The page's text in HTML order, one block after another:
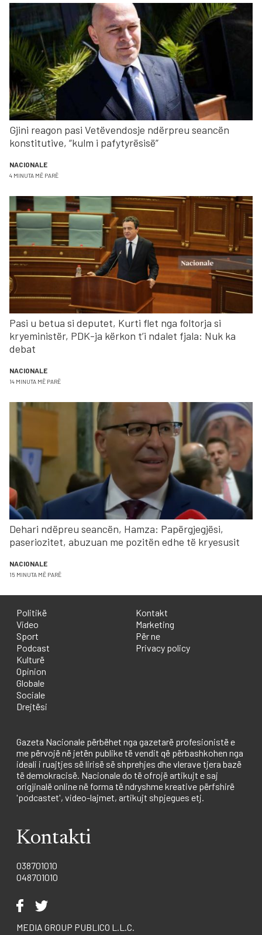
Gjini reagon pasi Vetëvendosje ndërpreu seancën
konstitutive, “kulm i pafytyrësisë”
NACIONALE
4 MINUTA MË PARË
Pasi u betua si deputet, Kurti flet nga foltorja si
kryeministër, PDK-ja kërkon t’i ndalet fjala: Nuk ka
debat
NACIONALE
14 MINUTA MË PARË
Dehari ndëpreu seancën, Hamza: Papërgjegjësi,
paseriozitet, abuzuan me pozitën edhe të kryesusit
NACIONALE
15 MINUTA MË PARË
Politikë
Video
Sport
Podcast
Kulturë
Opinion
Globale
Sociale
Drejtësi
Kontakt
Marketing
Për ne
Privacy policy
Gazeta Nacionale përbëhet nga gazetarë profesionistë e
me përvojë në jetën publike të vendit që përbashkohen nga
ideali i ruajtjes së lirisë së shprehjes dhe vlerave tjera bazë
të demokracisë. Nacionale do të ofrojë artikujt e saj
origjinalë online në forma të ndryshme kreative përfshirë
'podcastet', video-lajmet, artikujt shpjegues etj.
Kontakti
038701010
048701010
MEDIA GROUP PUBLICO L.L.C.